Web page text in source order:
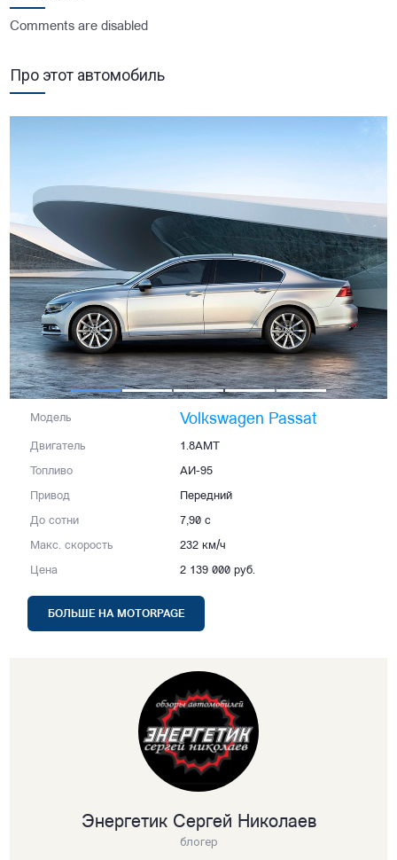
Comments are disabled
Про этот автомобиль
Модель Volkswagen Passat
Двигатель 1.8AMT
Топливо АИ-95
Привод Передний
До сотни 7,90 с
Макс. скорость 232 км/ч
Цена 2 139 000 руб.
БОЛЬШЕ НА MOTORPAGE
Энергетик Сергей Николаев
блогер